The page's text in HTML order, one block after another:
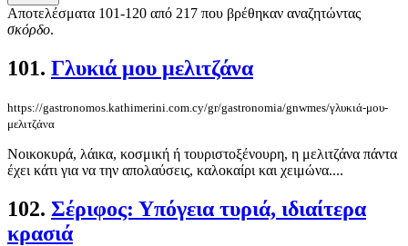
Αποτελέσματα 101-120 από 217 που βρέθηκαν αναζητώντας
σκόρδο.
101. Γλυκιά μου μελιτζάνα
https://gastronomos.kathimerini.com.cy/gr/gastronomia/gnwmes/γλυκιά-μου-
μελιτζάνα
Νοικοκυρά, λάικα, κοσμική ή τουριστοξένουρη, η μελιτζάνα πάντα
έχει κάτι για να την απολαύσεις, καλοκαίρι και χειμώνα....
102. Σέριφος: Υπόγεια τυριά, ιδιαίτερα
κρασιά